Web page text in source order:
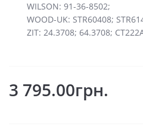
WILSON: 91-36-8502;
WOOD-UK: STR60408;
ZIT: 24.3708; 64.3708;
3 795.00грн.